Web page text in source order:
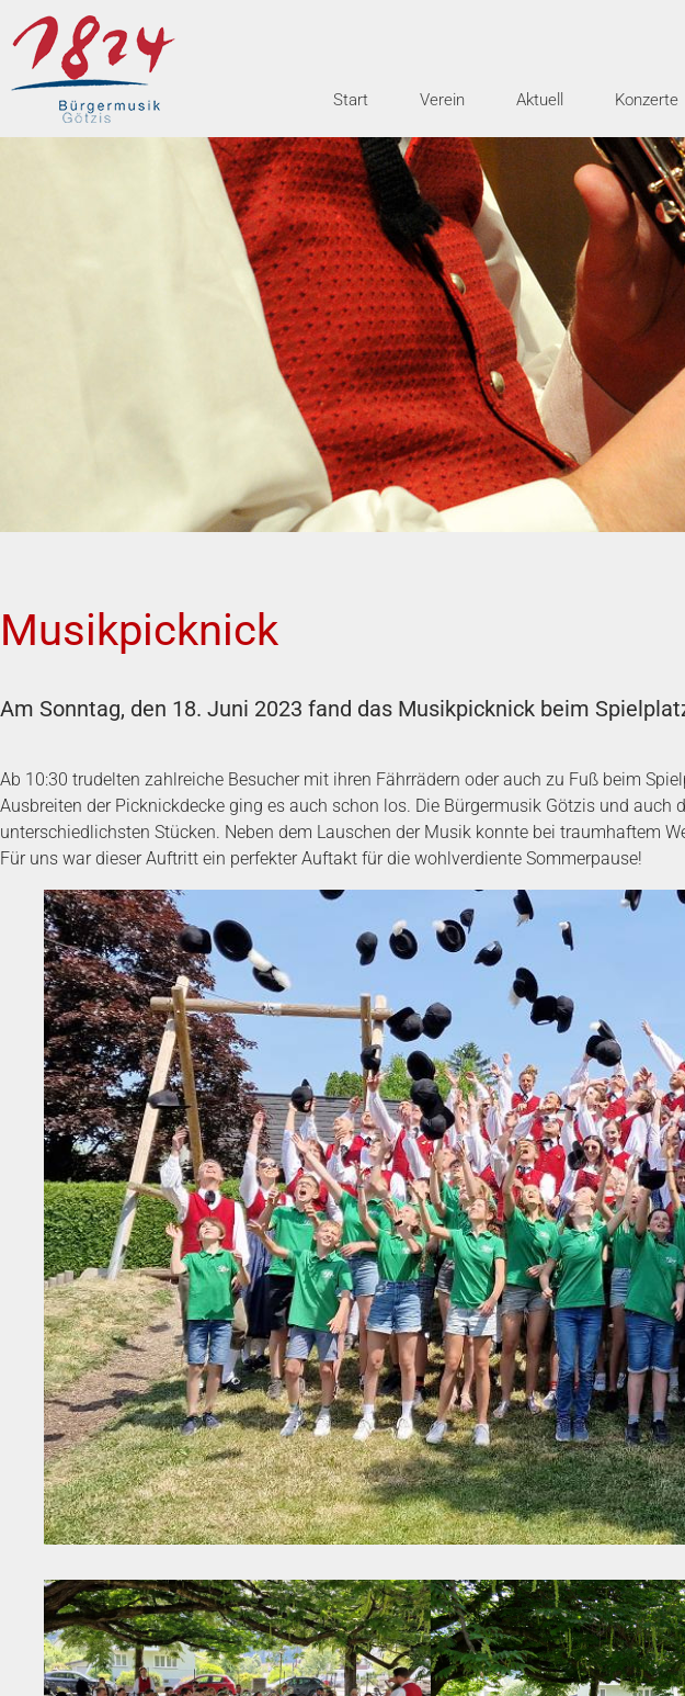
Start Verein Aktuell Konzerte
Musikpicknick
Am Sonntag, den 18. Juni 2023 fand das Musikpicknick beim
Ab 10:30 trudelten zahlreiche Besucher mit ihren Fährrädern oder auch zu Fuß beim
Ausbreiten der Picknickdecke ging es auch schon los. Die Bürgermusik Götzis und
unterschiedlichsten Stücken. Neben dem Lauschen der Musik konnte bei traumhaftem
Für uns war dieser Auftritt ein perfekter Auftakt für die wohlverdiente Sommerpause!